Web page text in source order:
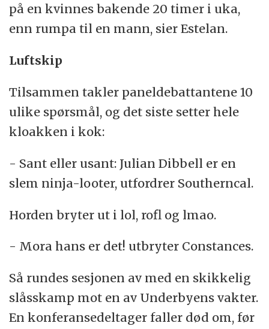
på en kvinnes bakende 20 timer i uka,
enn rumpa til en mann, sier Estelan.
Luftskip
Tilsammen takler paneldebattantene 10
ulike spørsmål, og det siste setter hele
kloakken i kok:
- Sant eller usant: Julian Dibbell er en
slem ninja-looter, utfordrer Southerncal.
Horden bryter ut i lol, rofl og lmao.
- Mora hans er det! utbryter Constances.
Så rundes sesjonen av med en skikkelig
slåsskamp mot en av Underbyens vakter.
En konferansedeltager faller død om, før